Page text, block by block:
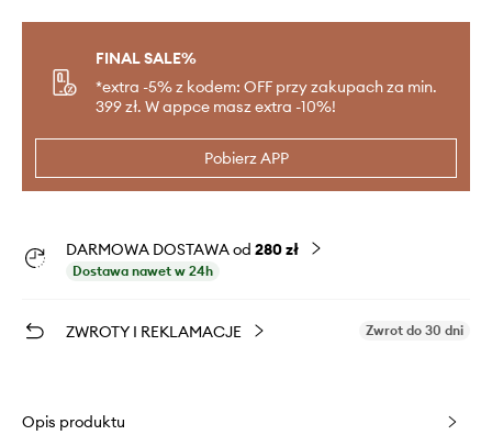
FINAL SALE%
*extra -5% z kodem: OFF przy zakupach za min.
399 zł. W appce masz extra -10%!
Pobierz APP
DARMOWA DOSTAWA od 280 zł
Dostawa nawet w 24h
ZWROTY I REKLAMACJE Zwrot do 30 dni
Opis produktu